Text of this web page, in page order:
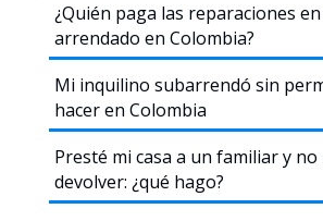
¿Quién paga las reparaciones
arrendado en Colombia?
Mi inquilino subarrendó sin
hacer en Colombia
Presté mi casa a un familiar y
devolver: ¿qué hago?